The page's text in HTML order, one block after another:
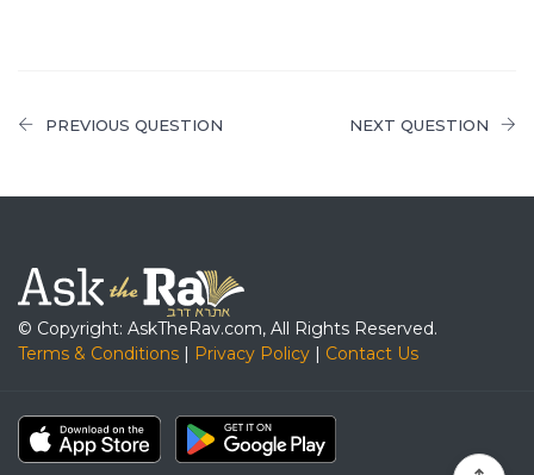
PREVIOUS QUESTION NEXT QUESTION
© Copyright: AskTheRav.com, All Rights Reserved.
Terms & Conditions | Privacy Policy | Contact Us